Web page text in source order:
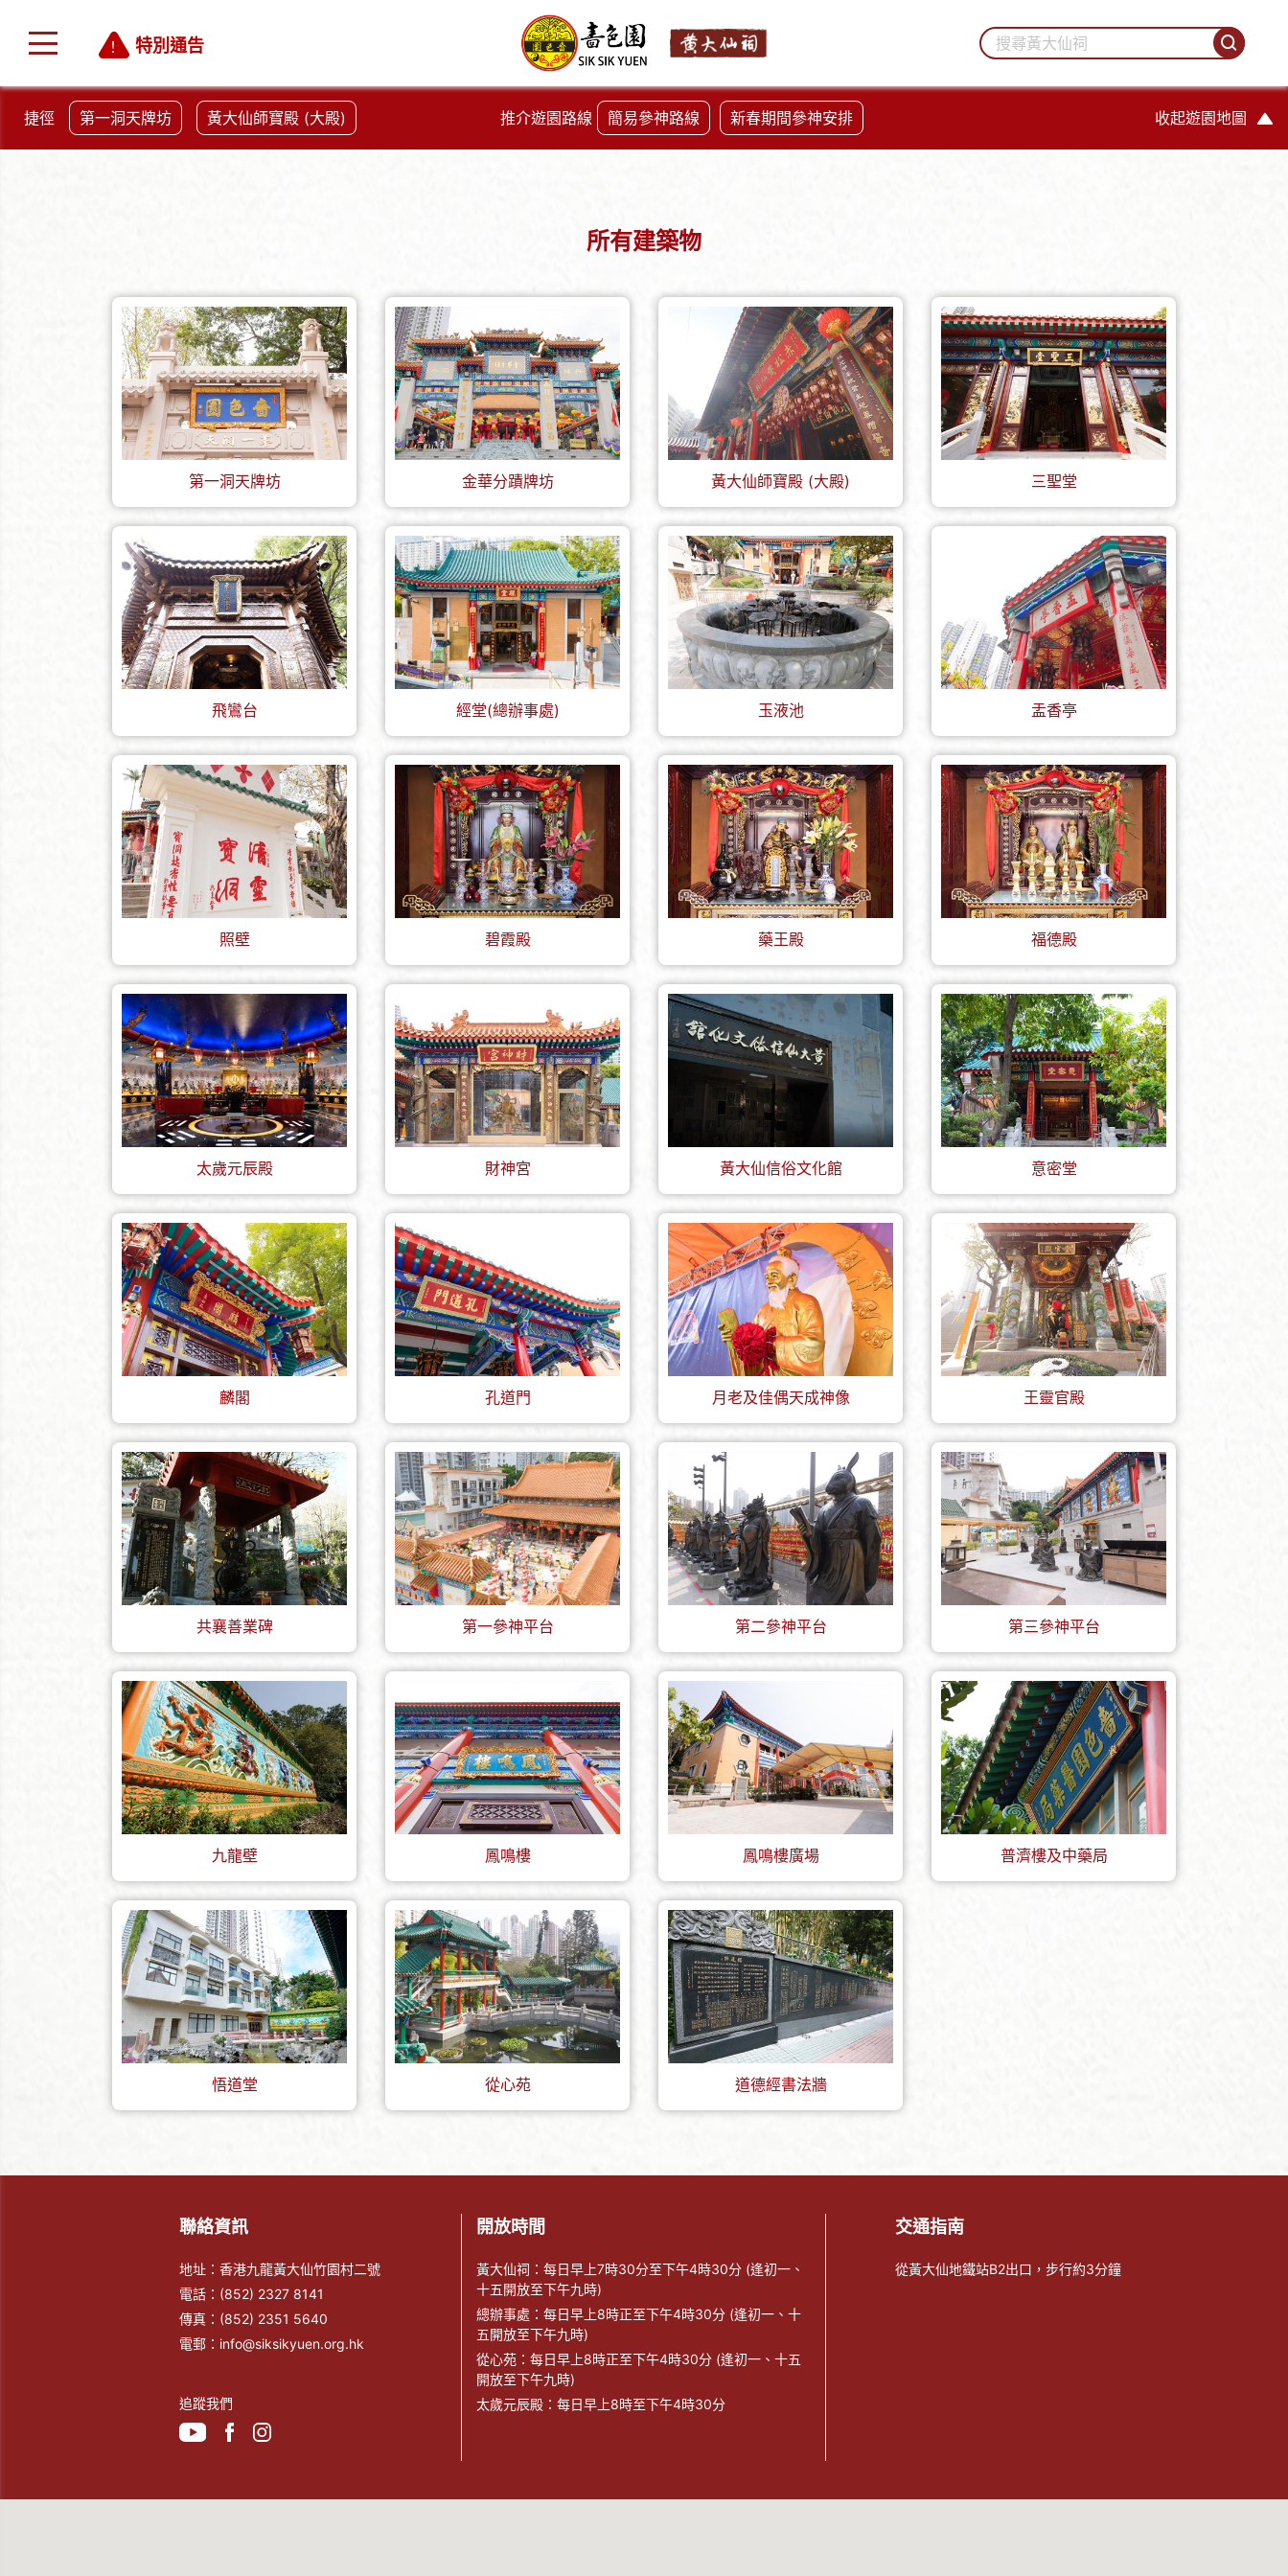
特別通告
捷徑 第一洞天牌坊 黃大仙師寶殿 (大殿) 推介遊園路線 簡易參神路線 新春期間參神安排 收起遊園地圖
所有建築物
第一洞天牌坊 金華分蹟牌坊 黃大仙師寶殿 (大殿) 三聖堂
飛鸞台 經堂(總辦事處) 玉液池 盂香亭
照壁 碧霞殿 藥王殿 福德殿
太歲元辰殿 財神宮 黃大仙信俗文化館 意密堂
麟閣 孔道門 月老及佳偶天成神像 王靈官殿
共襄善業碑 第一參神平台 第二參神平台 第三參神平台
九龍壁 鳳鳴樓 鳳鳴樓廣場 普濟樓及中藥局
悟道堂 從心苑 道德經書法牆
聯絡資訊
地址：香港九龍黃大仙竹園村二號
電話： (852) 2327 8141
傳真： (852) 2351 5640
電郵： info@siksikyuen.org.hk
追蹤我們
開放時間
黃大仙祠：每日早上7時30分至下午4時30分 (逢初一、
十五開放至下午九時)
總辦事處：每日早上8時正至下午4時30分 (逢初一、十
五開放至下午九時)
從心苑：每日早上8時正至下午4時30分 (逢初一、十五
開放至下午九時)
太歲元辰殿：每日早上8時至下午4時30分
交通指南
從黃大仙地鐵站B2出口，步行約3分鐘